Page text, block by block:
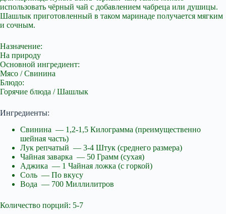
использовать чёрный чай с добавлением чабреца или душицы.
Шашлык приготовленный в таком маринаде получается мягким
и сочным.
Назначение:
На природу
Основной ингредиент:
Мясо / Свинина
Блюдо:
Горячие блюда / Шашлык
Ингредиенты:
Свинина — 1,2-1,5 Килограмма (преимущественно
шейная часть)
Лук репчатый — 3-4 Штук (среднего размера)
Чайная заварка — 50 Грамм (сухая)
Аджика — 1 Чайная ложка (с горкой)
Соль — По вкусу
Вода — 700 Миллилитров
Количество порций: 5-7